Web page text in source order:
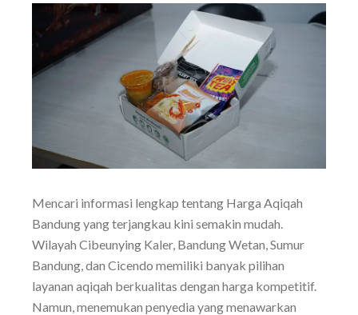
Mencari informasi lengkap tentang Harga Aqiqah
Bandung yang terjangkau kini semakin mudah.
Wilayah Cibeunying Kaler, Bandung Wetan, Sumur
Bandung, dan Cicendo memiliki banyak pilihan
layanan aqiqah berkualitas dengan harga kompetitif.
Namun, menemukan penyedia yang menawarkan